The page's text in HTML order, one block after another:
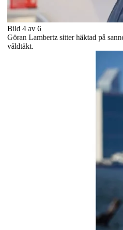
Bild 4 av 6
Göran Lambertz sitter häktad på
våldtäkt.